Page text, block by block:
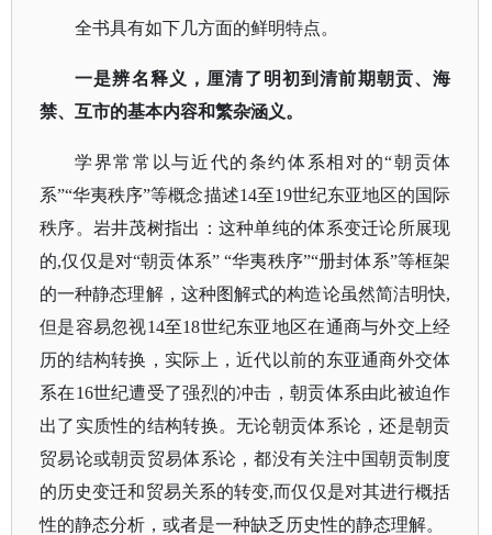
全书具有如下几方面的鲜明特点。
一是辨名释义，厘清了明初到清前期朝贡、海
禁、互市的基本内容和繁杂涵义。
学界常常以与近代的条约体系相对的“朝贡体
系”“华夷秩序”等概念描述14至19世纪东亚地区的国际
秩序。岩井茂树指出：这种单纯的体系变迁论所展现
的,仅仅是对“朝贡体系” “华夷秩序”“册封体系”等框架
的一种静态理解，这种图解式的构造论虽然简洁明快,
但是容易忽视14至18世纪东亚地区在通商与外交上经
历的结构转换，实际上，近代以前的东亚通商外交体
系在16世纪遭受了强烈的冲击，朝贡体系由此被迫作
出了实质性的结构转换。无论朝贡体系论，还是朝贡
贸易论或朝贡贸易体系论，都没有关注中国朝贡制度
的历史变迁和贸易关系的转变,而仅仅是对其进行概括
性的静态分析，或者是一种缺乏历史性的静态理解。